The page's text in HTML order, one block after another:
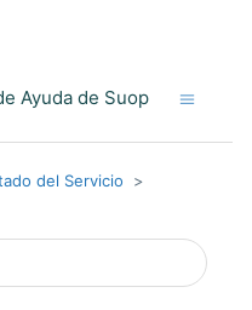
Ayuda de Suop
del Servicio